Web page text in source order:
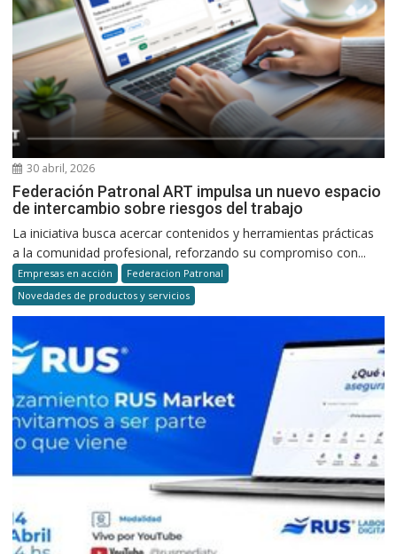
30 abril, 2026
Federación Patronal ART impulsa un nuevo espacio
de intercambio sobre riesgos del trabajo
La iniciativa busca acercar contenidos y herramientas prácticas
a la comunidad profesional, reforzando su compromiso con...
Empresas en acción
Federacion Patronal
Novedades de productos y servicios